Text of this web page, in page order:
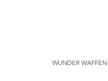
WUNDER WAFFEN